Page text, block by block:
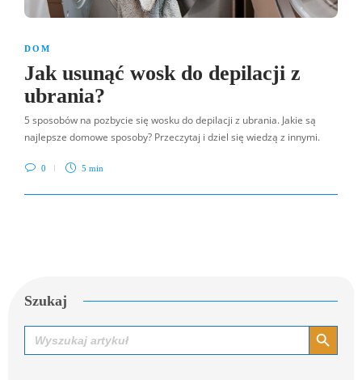
DOM
Jak usunąć wosk do depilacji z
ubrania?
5 sposobów na pozbycie się wosku do depilacji z ubrania. Jakie są
najlepsze domowe sposoby? Przeczytaj i dziel się wiedzą z innymi.
0 5 min
Szukaj
Search
for:
Search Button